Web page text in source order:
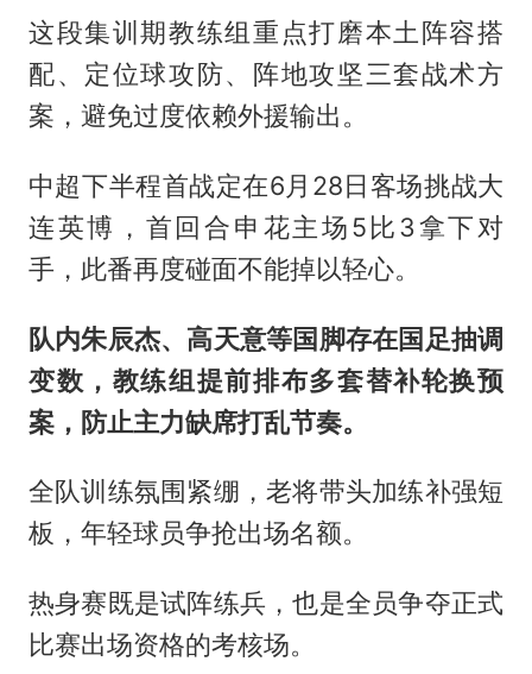
这段集训期教练组重点打磨本土阵容搭
配、定位球攻防、阵地攻坚三套战术方
案，避免过度依赖外援输出。
中超下半程首战定在6月28日客场挑战大
连英博，首回合申花主场5比3拿下对
手，此番再度碰面不能掉以轻心。
队内朱辰杰、高天意等国脚存在国足抽调
变数，教练组提前排布多套替补轮换预
案，防止主力缺席打乱节奏。
全队训练氛围紧绷，老将带头加练补强短
板，年轻球员争抢出场名额。
热身赛既是试阵练兵，也是全员争夺正式
比赛出场资格的考核场。